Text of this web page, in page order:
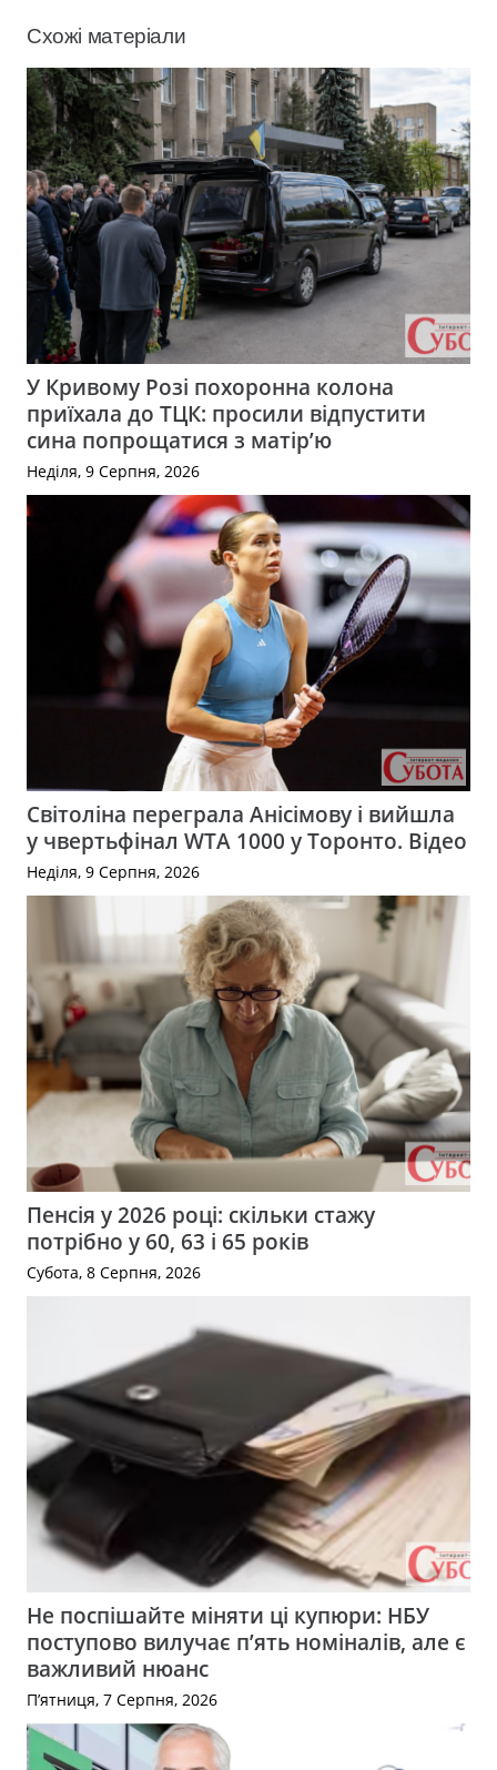
Схожі матеріали
У Кривому Розі похоронна колона
приїхала до ТЦК: просили відпустити
сина попрощатися з матір’ю
Неділя, 9 Серпня, 2026
Світоліна переграла Анісімову і вийшла
у чвертьфінал WTA 1000 у Торонто. Відео
Неділя, 9 Серпня, 2026
Пенсія у 2026 році: скільки стажу
потрібно у 60, 63 і 65 років
Субота, 8 Серпня, 2026
Не поспішайте міняти ці купюри: НБУ
поступово вилучає п’ять номіналів, але є
важливий нюанс
П’ятниця, 7 Серпня, 2026